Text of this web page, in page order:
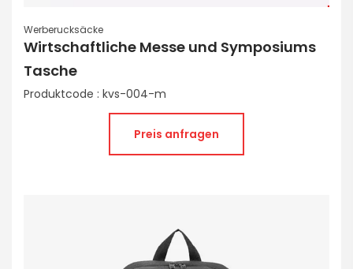
Werberucksäcke
Wirtschaftliche Messe und Symposiums
Tasche
Produktcode : kvs-004-m
Preis anfragen